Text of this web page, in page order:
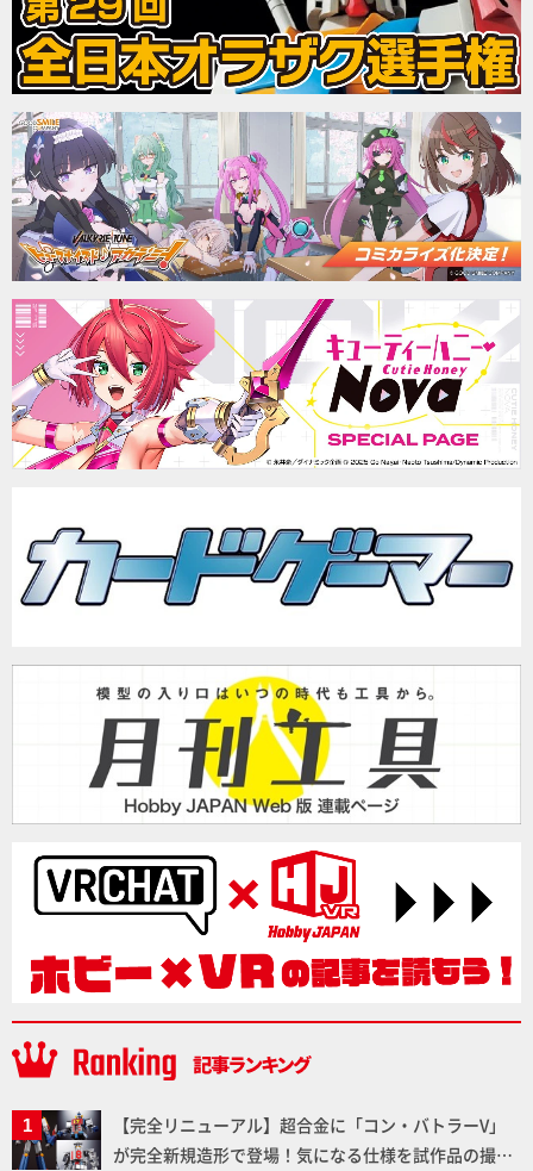
【完全リニューアル】超合金に「コン・バトラーV」
が完全新規造形で登場！気になる仕様を試作品の撮り